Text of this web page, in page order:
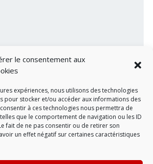
le consentement aux
expériences, nous utilisons des technologies
pour stocker et/ou accéder aux informations des
à ces technologies nous permettra de
que le comportement de navigation ou les ID
fait de ne pas consentir ou de retirer son
un effet négatif sur certaines caractéristiques